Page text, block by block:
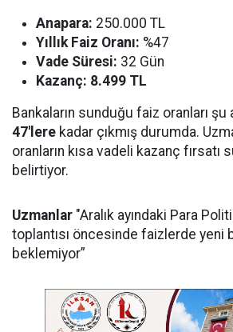
Anapara: 250.000 TL
Yıllık Faiz Oranı: %47
Vade Süresi: 32 Gün
Kazanç: 8.499 TL
Bankaların sunduğu faiz oranları şu
47'lere kadar çıkmış durumda.
oranların kısa vadeli kazanç fırsatı
belirtiyor.
Uzmanlar "Aralık ayındaki Para
toplantısı öncesinde faizlerde yeni
beklemiyor”